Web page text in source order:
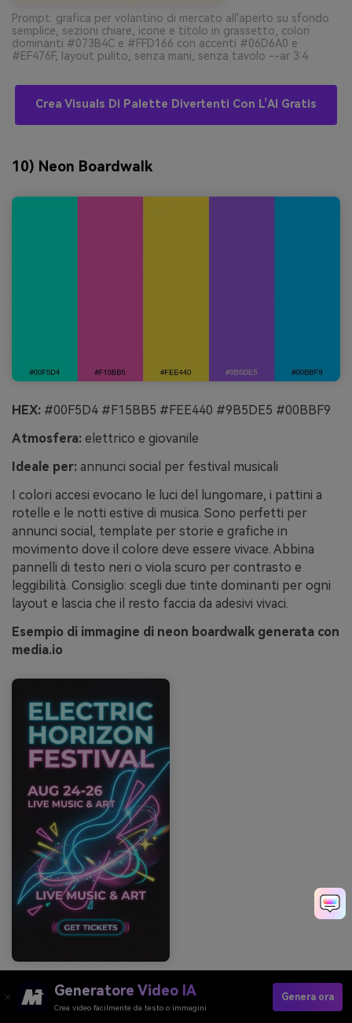
Prompt: grafica per volantino di mercato all'aperto su sfondo
semplice, sezioni chiare, icone e titolo in grassetto, colori
dominanti #073B4C e #FFD166 con accenti #06D6A0 e
#EF476F, layout pulito, senza mani, senza tavolo --ar 3:4
Crea Visuals Di Palette Divertenti Con L’AI Gratis
10) Neon Boardwalk
HEX: #00F5D4 #F15BB5 #FEE440 #9B5DE5 #00BBF9
Atmosfera: elettrico e giovanile
Ideale per: annunci social per festival musicali
I colori accesi evocano le luci del lungomare, i pattini a
rotelle e le notti estive di musica. Sono perfetti per
annunci social, template per storie e grafiche in
movimento dove il colore deve essere vivace. Abbina
pannelli di testo neri o viola scuro per contrasto e
leggibilità. Consiglio: scegli due tinte dominanti per ogni
layout e lascia che il resto faccia da adesivi vivaci.
Esempio di immagine di neon boardwalk generata con
media.io
tipografia in grassetto e forme neon astratte, colori dominanti
#00BBF9 e #F15BB5 con accenti #FEE440 e #00F5D4, stile
festival moderno, nessuna scena fotografica --ar 9:16
Generatore Video IA
Crea video facilmente da testo o immagini
Genera ora